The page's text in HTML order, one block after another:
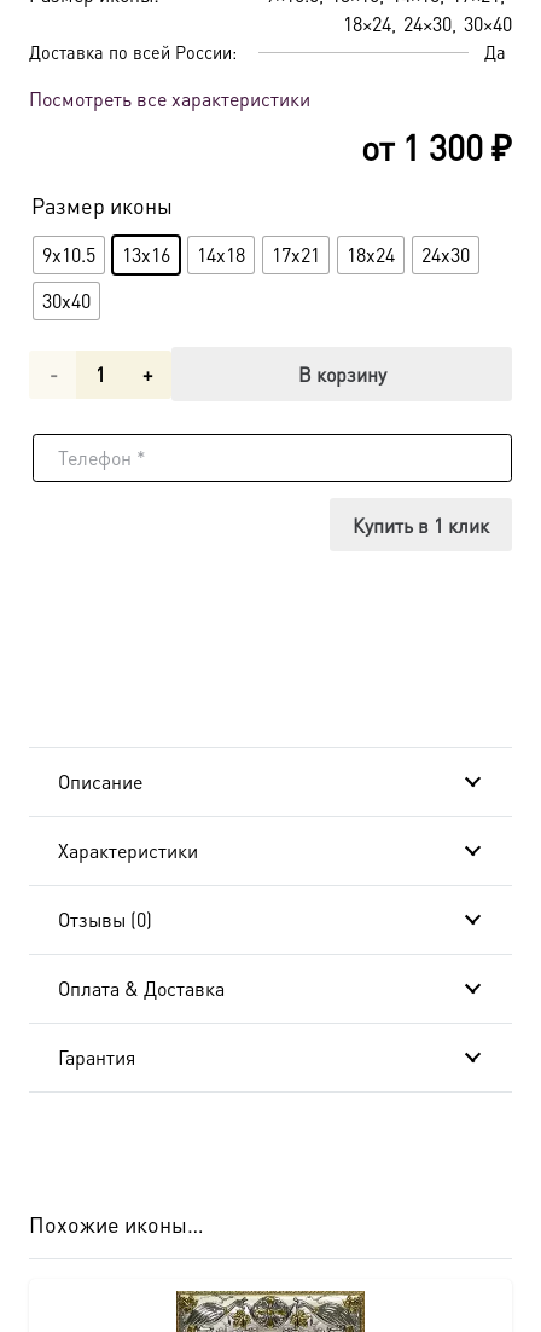
18×24 24×30 30×40
Доставка по всей России: Да
Посмотреть все характеристики
от 1 300₽
Размер иконы
9x10.5 13x16 14x18 17x21 18x24
24x30
30x40
Количество
Икона
В корзину
Купить в 1 клик
Описание
Характеристики
Отзывы (0)
Оплата & Доставка
Гарантия
Похожие иконы…